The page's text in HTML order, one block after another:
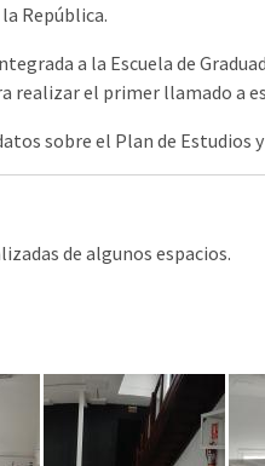
República.
a la Escuela de
el primer llamado a
sobre el Plan de Estudios
de algunos espacios.